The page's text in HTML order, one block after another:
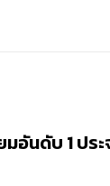
อันดับ 1 ประ